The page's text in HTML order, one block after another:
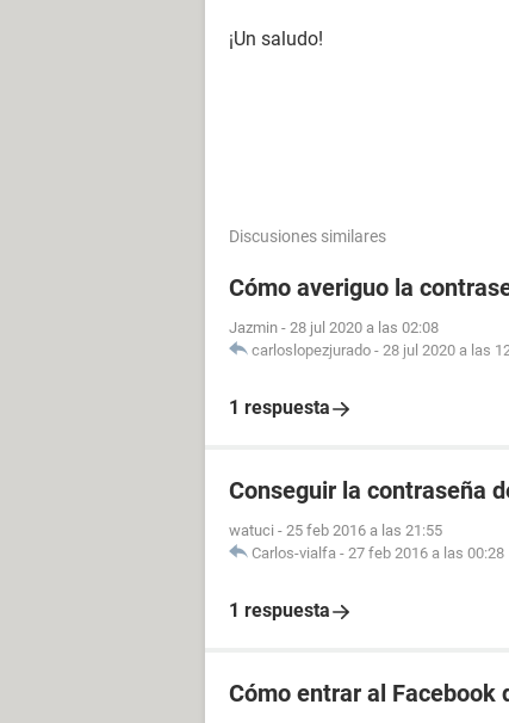
¡Un saludo!
Discusiones similares
Cómo averiguo la
Jazmin - 28 jul 2020 a las 02:08
carloslopezjurado - 28 jul 2020 a las
1 respuesta
Conseguir la contraseña
watuci - 25 feb 2016 a las 21:55
Carlos-vialfa - 27 feb 2016 a las 00:28
1 respuesta
Cómo entrar al Facebook